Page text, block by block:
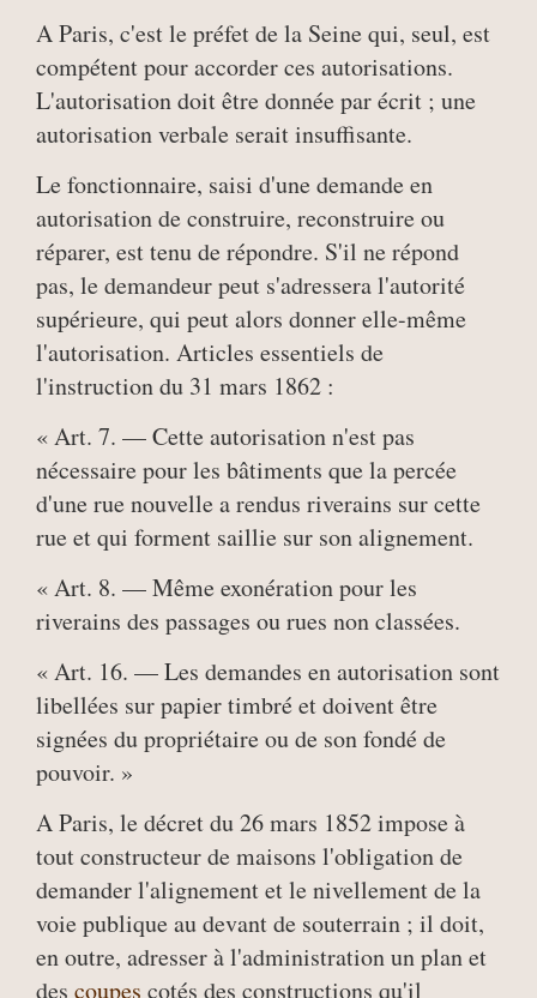
A Paris, c'est le préfet de la Seine qui, seul, est
compétent pour accorder ces autorisations.
L'autorisation doit être donnée par écrit ; une
autorisation verbale serait insuffisante.
Le fonctionnaire, saisi d'une demande en
autorisation de construire, reconstruire ou
réparer, est tenu de répondre. S'il ne répond
pas, le demandeur peut s'adressera l'autorité
supérieure, qui peut alors donner elle-même
l'autorisation. Articles essentiels de
l'instruction du 31 mars 1862 :
« Art. 7. — Cette autorisation n'est pas
nécessaire pour les bâtiments que la percée
d'une rue nouvelle a rendus riverains sur cette
rue et qui forment saillie sur son alignement.
« Art. 8. — Même exonération pour les
riverains des passages ou rues non classées.
« Art. 16. — Les demandes en autorisation sont
libellées sur papier timbré et doivent être
signées du propriétaire ou de son fondé de
pouvoir. »
A Paris, le décret du 26 mars 1852 impose à
tout constructeur de maisons l'obligation de
demander l'alignement et le nivellement de la
voie publique au devant de souterrain ; il doit,
en outre, adresser à l'administration un plan et
des coupes cotés des constructions qu'il